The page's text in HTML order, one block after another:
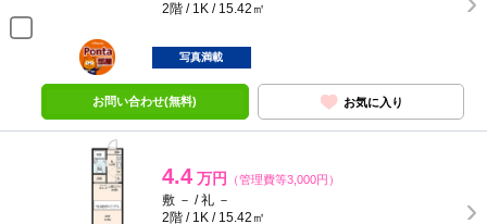
2階 / 1K / 15.42㎡
ポンタ
部屋
写真満載
お問い合わせ(無料) お気に入り
4.4 万円 （管理費等3,000円）
敷 － / 礼 －
2階 / 1K / 15.42㎡